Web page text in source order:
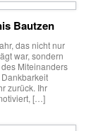
Bautzen
das nicht nur
war, sondern
Miteinanders
zurück. Ihr
[…]